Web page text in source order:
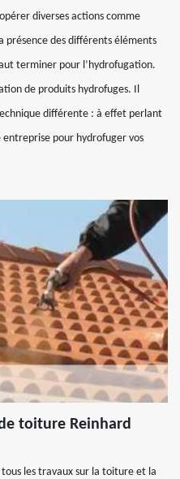
diverses actions comme
présence des différents éléments
terminer pour l’hydrofugation.
de produits hydrofuges. Il
différente : à effet perlant
pour hydrofuger vos
toiture Reinhard
tous les travaux sur la toiture et la